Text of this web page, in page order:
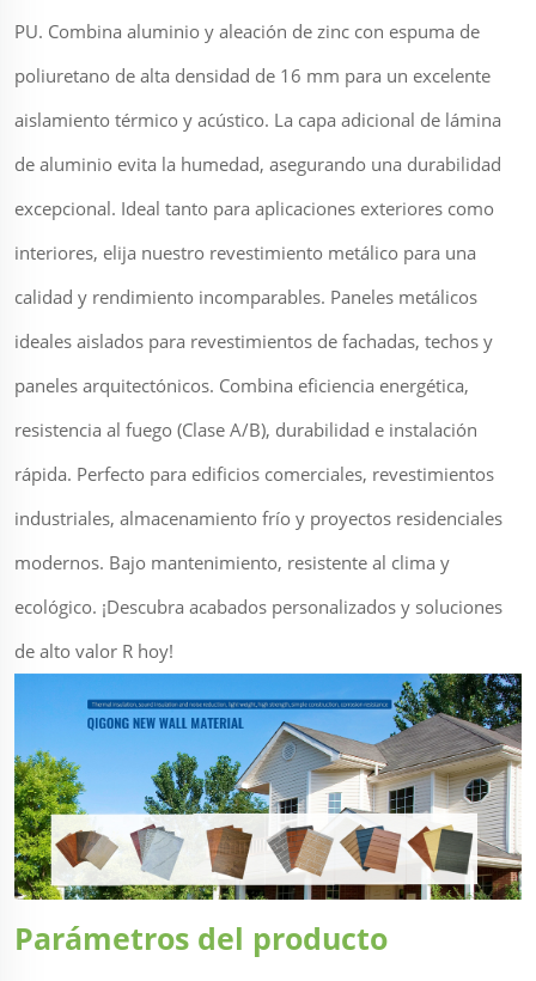
PU. Combina aluminio y aleación de zinc con espuma de
poliuretano de alta densidad de 16 mm para un excelente
aislamiento térmico y acústico. La capa adicional de lámina
de aluminio evita la humedad, asegurando una durabilidad
excepcional. Ideal tanto para aplicaciones exteriores como
interiores, elija nuestro revestimiento metálico para una
calidad y rendimiento incomparables. Paneles metálicos
ideales aislados para revestimientos de fachadas, techos y
paneles arquitectónicos. Combina eficiencia energética,
resistencia al fuego (Clase A/B), durabilidad e instalación
rápida. Perfecto para edificios comerciales, revestimientos
industriales, almacenamiento frío y proyectos residenciales
modernos. Bajo mantenimiento, resistente al clima y
ecológico. ¡Descubra acabados personalizados y soluciones
de alto valor R hoy!
Parámetros del producto